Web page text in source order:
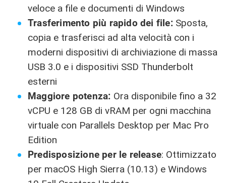
veloce a file e documenti di Windows
Trasferimento più rapido dei file: Sposta,
copia e trasferisci ad alta velocità con i
moderni dispositivi di archiviazione di massa
USB 3.0 e i dispositivi SSD Thunderbolt
esterni
Maggiore potenza: Ora disponibile fino a 32
vCPU e 128 GB di vRAM per ogni macchina
virtuale con Parallels Desktop per Mac Pro
Edition
Predisposizione per le release: Ottimizzato
per macOS High Sierra (10.13) e Windows